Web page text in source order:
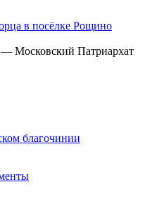
в посёлке Рощино
— Московский Патриархат
благочинии